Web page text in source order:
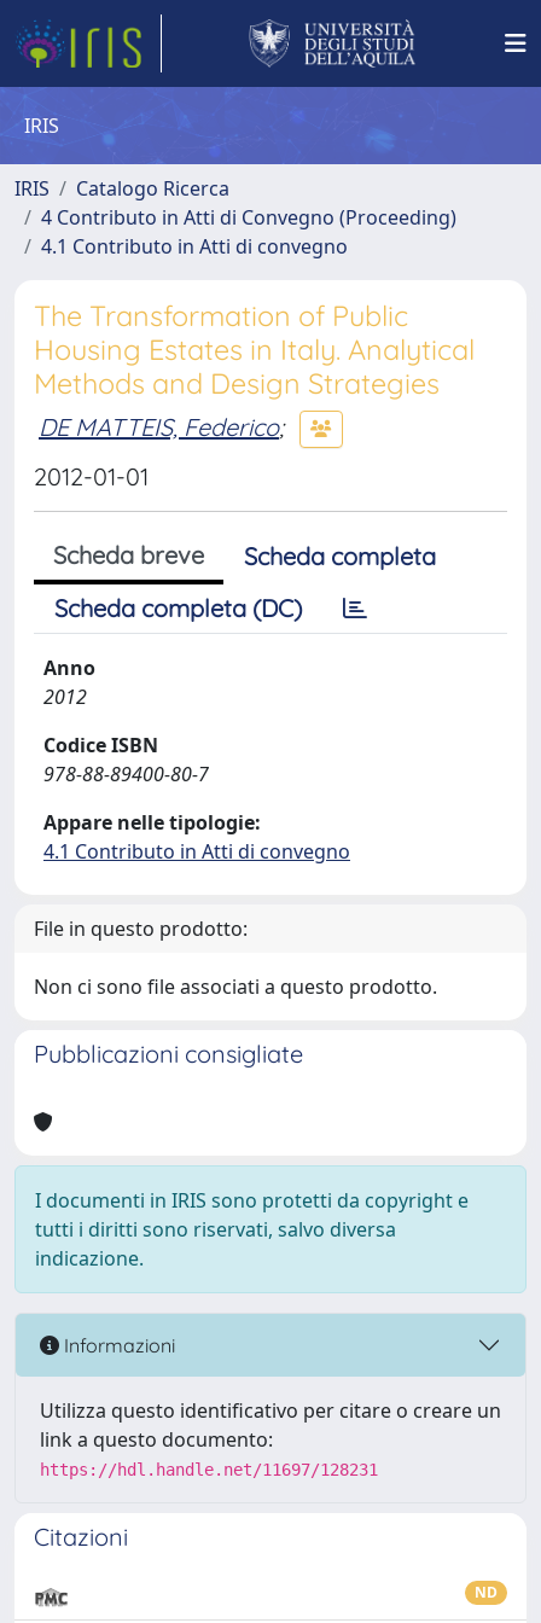
IRIS
IRIS
Catalogo Ricerca
4 Contributo in Atti di Convegno (Proceeding)
4.1 Contributo in Atti di convegno
The Transformation of Public
Housing Estates in Italy. Analytical
Methods and Design Strategies
DE MATTEIS, Federico;
2012-01-01
Scheda breve
Scheda completa
Scheda completa (DC)
Anno
2012
Codice ISBN
978-88-89400-80-7
Appare nelle tipologie:
4.1 Contributo in Atti di convegno
File in questo prodotto:
Non ci sono file associati a questo prodotto.
Pubblicazioni consigliate
I documenti in IRIS sono protetti da copyright e
tutti i diritti sono riservati, salvo diversa
indicazione.
Informazioni
Utilizza questo identificativo per citare o creare un
link a questo documento:
https://hdl.handle.net/11697/128231
Citazioni
ND